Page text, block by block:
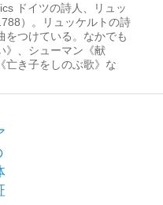
ドイツの詩人、リュッ
）。リュッケルトの詩
をつけている。なかでも
》、シューマン《献
亡き子をしのぶ歌》な